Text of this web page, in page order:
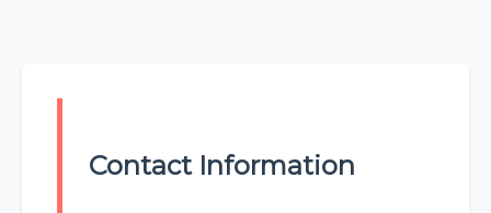
Contact Information